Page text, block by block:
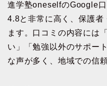
進学塾oneselfのGoogle
4.8と非常に高く、保護者
ます。口コミの内容には
い」「勉強以外のサポー
な声が多く、地域での信